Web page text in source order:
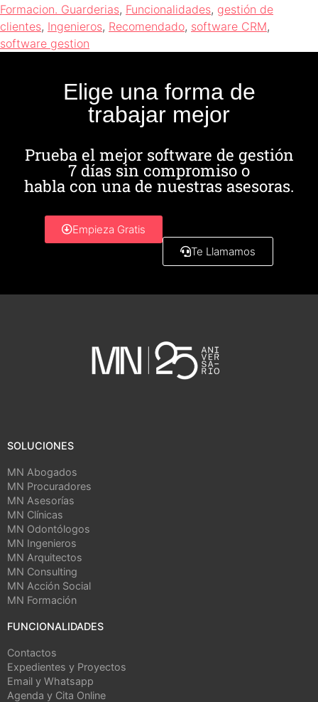
Formacion. Guarderias, Funcionalidades, gestión de
clientes, Ingenieros, Recomendado, software CRM,
software gestion
Elige una forma de
trabajar mejor
Prueba el mejor software de gestión
7 días sin compromiso o
habla con una de nuestras asesoras.
Empieza Gratis
Te Llamamos
SOLUCIONES
MN Abogados
MN Procuradores
MN Asesorías
MN Clínicas
MN Odontólogos
MN Ingenieros
MN Arquitectos
MN Consulting
MN Acción Social
MN Formación
FUNCIONALIDADES
Contactos
Expedientes y Proyectos
Email y Whatsapp
Agenda y Cita Online